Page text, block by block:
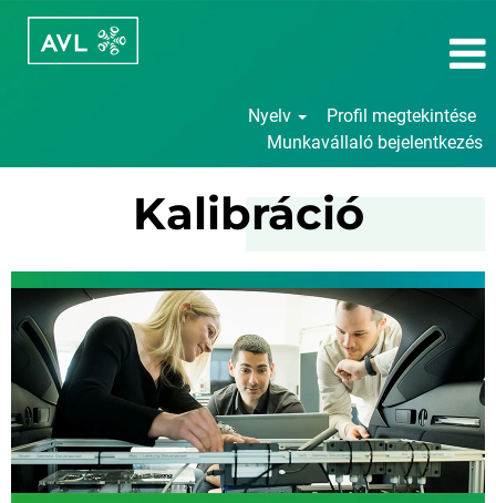
Nyelv
Profil megtekintése
Munkavállaló bejelentkezés
Kalibráció